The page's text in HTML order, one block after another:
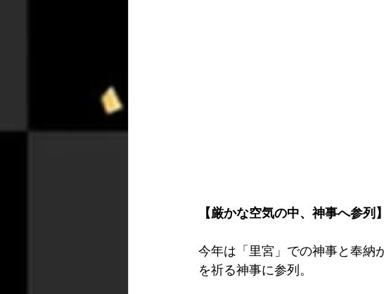
【厳かな空気の中、神事へ参列】
今年は「里宮」での神事と奉納
を祈る神事に参列。